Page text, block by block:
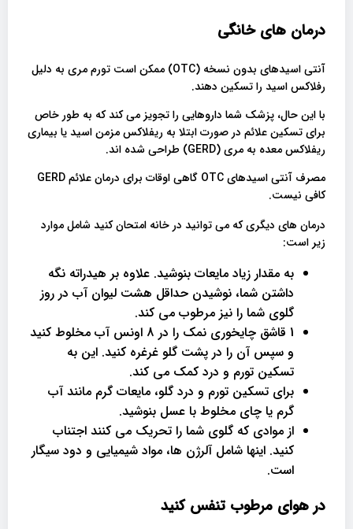
درمان های خانگی
آنتی اسیدهای بدون نسخه (OTC) ممکن است تورم مری به دلیل
رفلاکس اسید را تسکین دهند.
با این حال، پزشک شما داروهایی را تجویز می کند که به طور خاص
برای تسکین علائم در صورت ابتلا به ریفلاکس مزمن اسید یا بیماری
ریفلاکس معده به مری (GERD) طراحی شده اند.
مصرف آنتی اسیدهای OTC گاهی اوقات برای درمان علائم GERD
کافی نیست.
درمان های دیگری که می توانید در خانه امتحان کنید شامل موارد
زیر است:
به مقدار زیاد مایعات بنوشید. علاوه بر هیدراته نگه
داشتن شما، نوشیدن حداقل هشت لیوان آب در روز
گلوی شما را نیز مرطوب می کند.
1 قاشق چایخوری نمک را در 8 اونس آب مخلوط کنید
و سپس آن را در پشت گلو غرغره کنید. این به
تسکین تورم و درد کمک می کند.
برای تسکین تورم و درد گلو، مایعات گرم مانند آب
گرم یا چای مخلوط با عسل بنوشید.
از موادی که گلوی شما را تحریک می کنند اجتناب
کنید. اینها شامل آلرژن ها، مواد شیمیایی و دود سیگار
است.
در هوای مرطوب تنفس کنید